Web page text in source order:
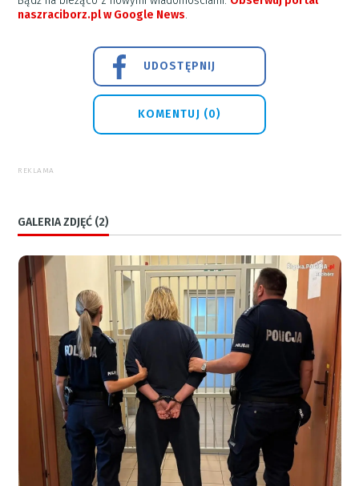
naszraciborz.pl w Google News.
UDOSTĘPNIJ
KOMENTUJ (0)
REKLAMA
GALERIA ZDJĘĆ (2)